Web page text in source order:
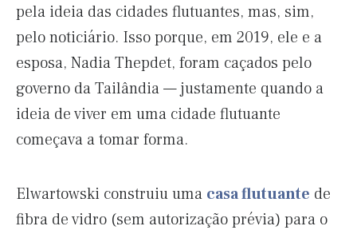
pela ideia das cidades flutuantes, mas, sim,
pelo noticiário. Isso porque, em 2019, ele e a
esposa, Nadia Thepdet, foram caçados pelo
governo da Tailândia — justamente quando a
ideia de viver em uma cidade flutuante
começava a tomar forma.
Elwartowski construiu uma casa flutuante de
fibra de vidro (sem autorização prévia) para o